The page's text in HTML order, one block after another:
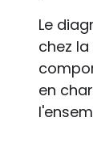
Le
chez
en